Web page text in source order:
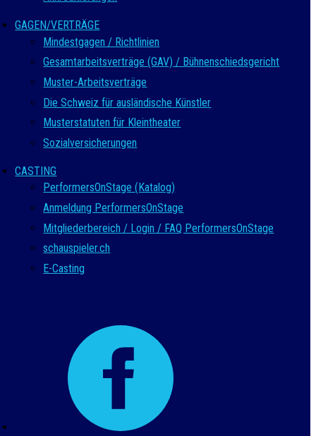
GAGEN/VERTRÄGE
Mindestgagen / Richtlinien
Gesamtarbeitsverträge (GAV) / Bühnenschiedsgericht
Muster-Arbeitsverträge
Die Schweiz für ausländische Künstler
Musterstatuten für Kleintheater
Sozialversicherungen
CASTING
PerformersOnStage (Katalog)
Anmeldung PerformersOnStage
Mitgliederbereich / Login / FAQ PerformersOnStage
schauspieler.ch
E-Casting